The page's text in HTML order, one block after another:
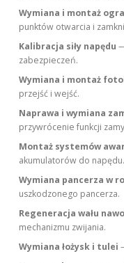
Wymiana i montaż
punktów otwarcia i
Kalibracja siły napędu
zabezpieczeń.
Wymiana i montaż
przejść i wejść.
Naprawa i wymiana
przywrócenie funkcji
Montaż systemów
akumulatorów do napędu.
Wymiana pancerza w
uszkodzonego pancerza.
Regeneracja wału
mechanizmu zwijania.
Wymiana łożysk i tulei